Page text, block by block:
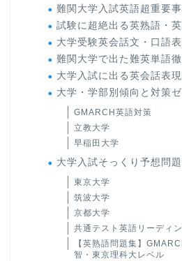
難関大学入試英語超重要
試験に超絶出る英熟語・
大学受験英会話文・口語
難関大学で出た難英単語徹
大学入試に出る英会話表現
大学・学部別傾向と対策ゼ
GMARCH英語対策
立教大学
早稲田大学
大学入試そっくり予想問
東京大学
筑波大学
京都大学
共通テスト英語リーディ
【英熟語問題集】
智・東京理科大レベル